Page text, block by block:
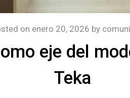
eje del
Teka
on enero 20, 2026 by